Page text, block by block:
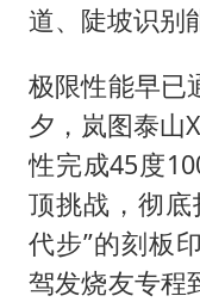
道、陡坡识别
极限性能早已
夕，岚图泰山
性完成45度
顶挑战，彻
代步”的刻板
驾发烧友专程